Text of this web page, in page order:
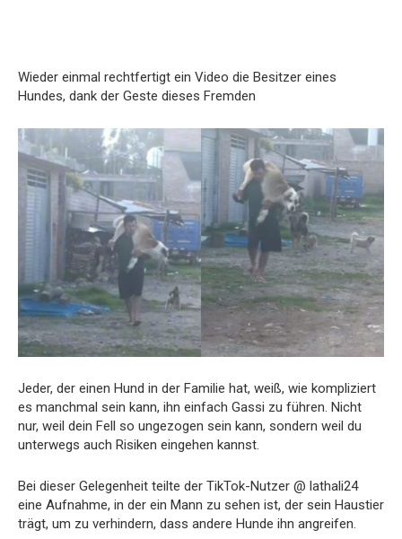
Wieder einmal rechtfertigt ein Video die Besitzer eines
Hundes, dank der Geste dieses Fremden
Jeder, der einen Hund in der Familie hat, weiß, wie kompliziert
es manchmal sein kann, ihn einfach Gassi zu führen. Nicht
nur, weil dein Fell so ungezogen sein kann, sondern weil du
unterwegs auch Risiken eingehen kannst.
Bei dieser Gelegenheit teilte der TikTok-Nutzer @ lathali24
eine Aufnahme, in der ein Mann zu sehen ist, der sein Haustier
trägt, um zu verhindern, dass andere Hunde ihn angreifen.